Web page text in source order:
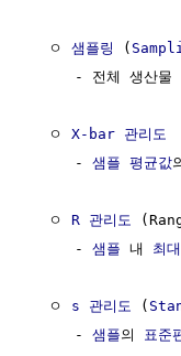
  ㅇ
샘플링 (
- 전체 생산물
  ㅇ
X-bar 관리도
     -
샘플 평균값
  ㅇ
R 관리도
     -
샘플 내 최
  ㅇ
s 관리도 (
     -
샘플의 표준